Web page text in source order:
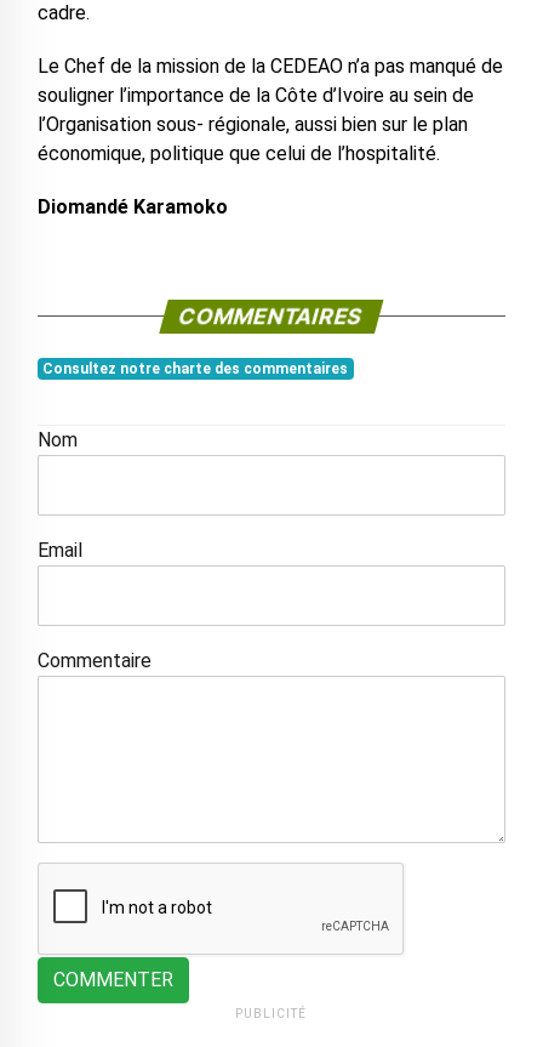
cadre.
Le Chef de la mission de la CEDEAO n’a pas manqué de
souligner l’importance de la Côte d’Ivoire au sein de
l’Organisation sous- régionale, aussi bien sur le plan
économique, politique que celui de l’hospitalité.
Diomandé Karamoko
COMMENTAIRES
Consultez notre charte des commentaires
Nom
Email
Commentaire
COMMENTER
PUBLICITÉ